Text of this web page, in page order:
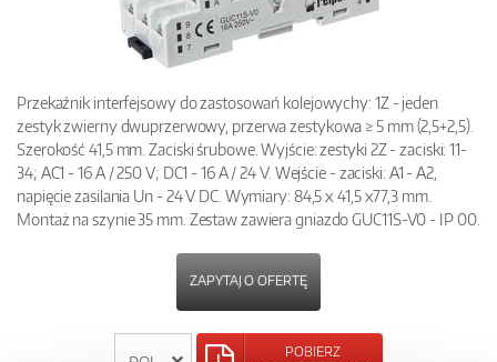
Przekaźnik interfejsowy do zastosowań kolejowychy: 1Z - jeden
zestyk zwierny dwuprzerwowy, przerwa zestykowa ≥ 5 mm (2,5+2,5).
Szerokość 41,5 mm. Zaciski śrubowe. Wyjście: zestyki 2Z - zaciski: 11-
34; AC1 - 16 A / 250 V; DC1 - 16 A / 24 V. Wejście - zaciski: A1 - A2,
napięcie zasilania Un - 24 V DC. Wymiary: 84,5 x 41,5 x77,3 mm.
Montaż na szynie 35 mm. Zestaw zawiera gniazdo GUC11S-V0 - IP 00.
ZAPYTAJ O OFERTĘ
POBIERZ